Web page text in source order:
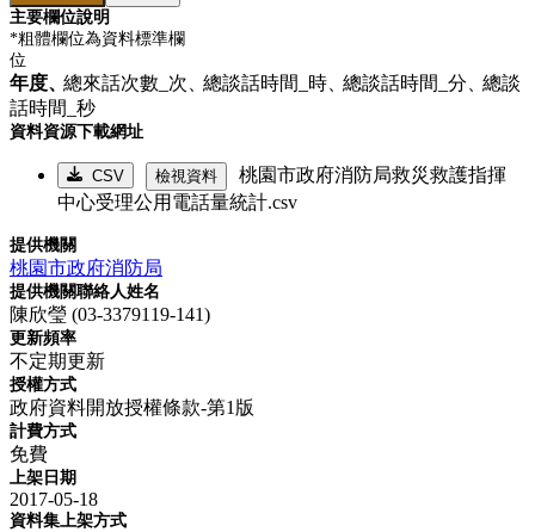
主要欄位說明
*粗體欄位為資料標準欄
位
年度、總來話次數_次、總談話時間_時、總談話時間_分、總談
話時間_秒
資料資源下載網址
CSV 檢視資料
桃園市政府消防局救災救護指揮
中心受理公用電話量統計.csv
提供機關
桃園市政府消防局
提供機關聯絡人姓名
陳欣瑩 (03-3379119-141)
更新頻率
不定期更新
授權方式
政府資料開放授權條款-第1版
計費方式
免費
上架日期
2017-05-18
資料集上架方式